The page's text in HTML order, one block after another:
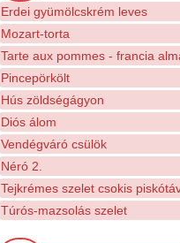
Erdei gyümölcskrém leves
Mozart-torta
Tarte aux pommes - francia
Pincepörkölt
Hús zöldségágyon
Diós álom
Vendégváró csülök
Néró 2.
Tejkrémes szelet csokis
Túrós-mazsolás szelet